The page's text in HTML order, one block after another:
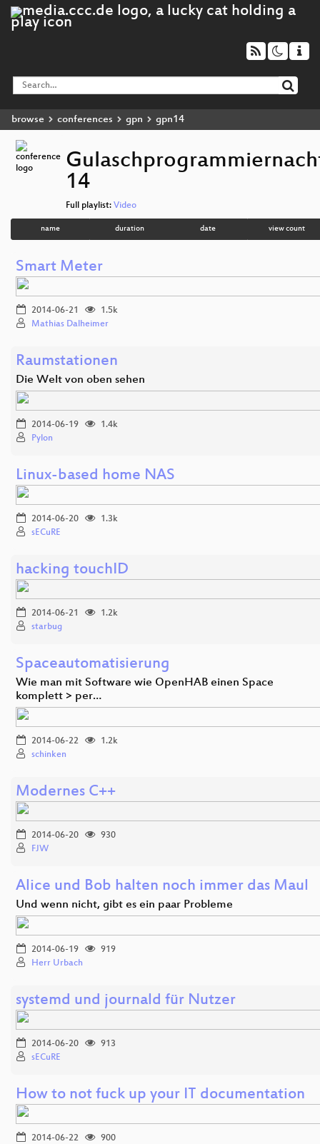
browse conferences gpn gpn14
14
Full playlist: Video
name duration date view count
Smart Meter
2014-06-21
1.5k
Mathias Dalheimer
Raumstationen
Die Welt von oben sehen
2014-06-19
1.4k
Pylon
Linux-based home NAS
2014-06-20
1.3k
sECuRE
hacking touchID
2014-06-21
1.2k
starbug
Spaceautomatisierung
Wie man mit Software wie OpenHAB einen Space
komplett > per…
2014-06-22
1.2k
schinken
Modernes C++
2014-06-20
930
FJW
Alice und Bob halten noch immer das Maul
Und wenn nicht, gibt es ein paar Probleme
2014-06-19
919
Herr Urbach
systemd und journald für Nutzer
2014-06-20
913
sECuRE
How to not fuck up your IT documentation
2014-06-22
900